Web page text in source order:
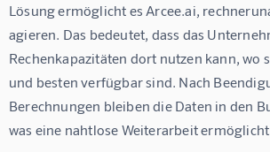
Lösung ermöglicht es Arcee.ai,
agieren. Das bedeutet, dass das
Rechenkapazitäten dort nutzen kann, wo
und besten verfügbar sind. Nach
Berechnungen bleiben die Daten in den
was eine nahtlose Weiterarbeit ermöglicht.